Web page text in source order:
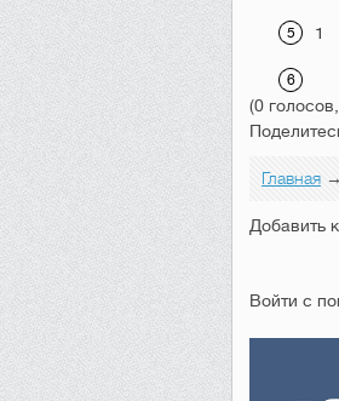
1
(0
Главная →
Добавить
Войти с